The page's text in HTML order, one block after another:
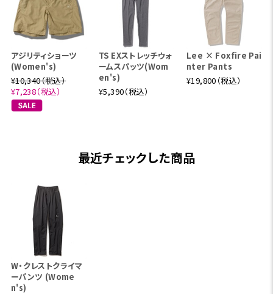
アジリティショーツ
(Women's)
¥10,340（税込）
¥7,238（税込）
TS EXストレッチウォ
ームスパッツ(Wom
en's)
¥5,390（税込）
Lee × Foxfire Pai
nter Pants
¥19,800（税込）
最近チェックした商品
W・クレストクライマ
ーパンツ (Wome
n's)